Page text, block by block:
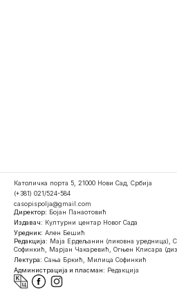
Католичка порта 5, 21000 Нови Сад, Србија
(+381) 021/524-584
casopispolja@gmail.com
Директор: Бојан Панаотовић
Издавач: Културни центар Новог Сада
Уредник: Ален Бешић
Редакција: Маја Ердељанин (ликовна уредница),
Софинкић, Марјан Чакаревић, Огњен Клисара
Лектура: Сања Бркић, Милица Софинкић
Администрација и пласман: Редакција